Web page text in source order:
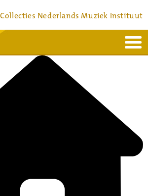
Collecties Nederlands Muziek Instituut